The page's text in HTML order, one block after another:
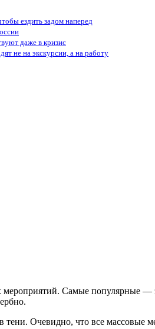
ездить задом наперед
даже в кризис
не на экскурсии, а на работу
мероприятий. Самые популярные —
тени. Очевидно, что все